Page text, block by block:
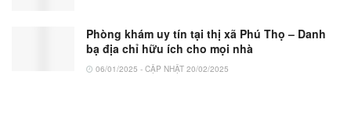
Phòng khám uy tín tại thị xã Phú Thọ – Danh
bạ địa chỉ hữu ích cho mọi nhà
06/01/2025 - CẬP NHẬT 20/02/2025